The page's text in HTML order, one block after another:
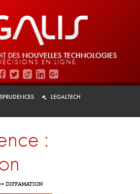
DES NOUVELLES TECHNOLOGIES
EN LIGNE
LEGALTECH
:
DIFFAMATION